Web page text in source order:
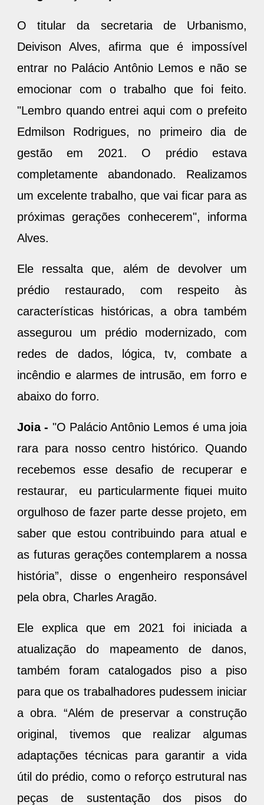
O titular da secretaria de Urbanismo,
Deivison Alves, afirma que é impossível
entrar no Palácio Antônio Lemos e não se
emocionar com o trabalho que foi feito.
"Lembro quando entrei aqui com o prefeito
Edmilson Rodrigues, no primeiro dia de
gestão em 2021. O prédio estava
completamente abandonado. Realizamos
um excelente trabalho, que vai ficar para as
próximas gerações conhecerem", informa
Alves.
Ele ressalta que, além de devolver um
prédio restaurado, com respeito às
características históricas, a obra também
assegurou um prédio modernizado, com
redes de dados, lógica, tv, combate a
incêndio e alarmes de intrusão, em forro e
abaixo do forro.
Joia - "O Palácio Antônio Lemos é uma joia
rara para nosso centro histórico. Quando
recebemos esse desafio de recuperar e
restaurar, eu particularmente fiquei muito
orgulhoso de fazer parte desse projeto, em
saber que estou contribuindo para atual e
as futuras gerações contemplarem a nossa
história”, disse o engenheiro responsável
pela obra, Charles Aragão.
Ele explica que em 2021 foi iniciada a
atualização do mapeamento de danos,
também foram catalogados piso a piso
para que os trabalhadores pudessem iniciar
a obra. “Além de preservar a construção
original, tivemos que realizar algumas
adaptações técnicas para garantir a vida
útil do prédio, como o reforço estrutural nas
peças de sustentação dos pisos do